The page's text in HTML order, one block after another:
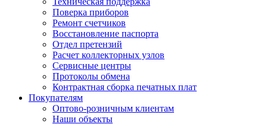
Поверка приборов
Ремонт счетчиков
Восстановление паспорта
Отдел претензий
Расчет коллекторных узлов
Сервисные центры
Протоколы обмена
Контрактная сборка печатных плат
Покупателям
Оптово-розничным клиентам
Наши объекты